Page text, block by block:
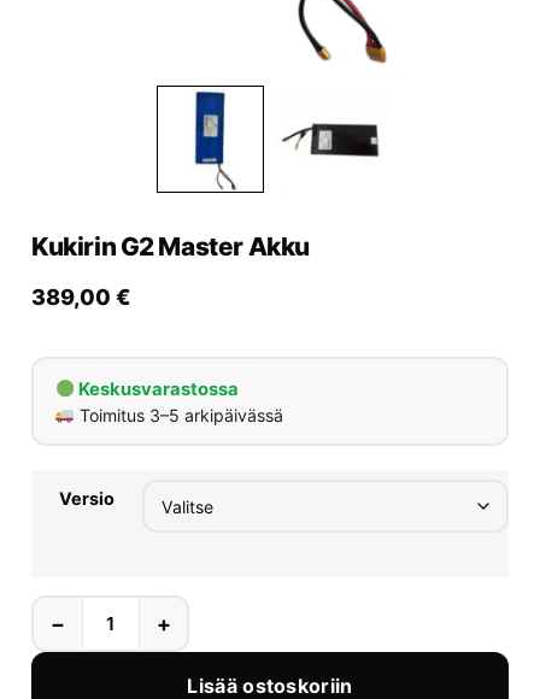
Varaa huolto
Kukirin G2 Master Akku
389,00 €
Keskusvarastossa
Toimitus 3–5 arkipäivässä
Versio
− +
Lisää ostoskoriin